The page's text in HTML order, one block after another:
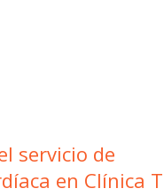
servicio de
en Clínica